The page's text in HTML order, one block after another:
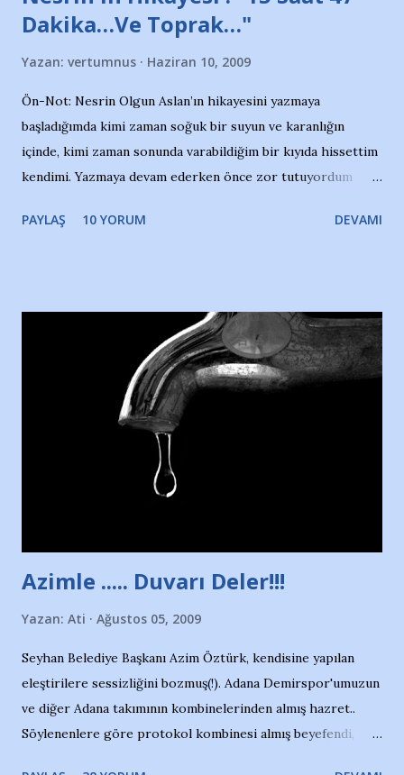
Dakika…Ve Toprak…"
Yazan: vertumnus Haziran 10, 2009
Ön-Not: Nesrin Olgun Aslan’ın hikayesini yazmaya
başladığımda kimi zaman soğuk bir suyun ve karanlığın
içinde, kimi zaman sonunda varabildiğim bir kıyıda hissettim
kendimi. Yazmaya devam ederken önce zor tutuyordum
Yazımı, ağlayarak bitirebildim ancak…Kendisinin web
Nesrin’in Hikayesi’ne başlıyorum… 1964 Adana Yüzme
havuzunun kenarında 7 yaşında kara kuru bir kız çocuğu
duruyor. Havuzun içinde Adana Demirspor Kulübü
yüzücüleri. Erkekler çoğunlukta. Küçük kız etrafına bakıyor.
Sadece 4 kız çocuğu var. Nesrin, Adana Demirspor’un 4
kızından biri oluyor o gün…Giriyor havuza. 1973 – 1975
Adana Nesrin, 16 yaşında. Yüzüyor. 7 yaşında girdiği
Türkiye 3.lüğü var. 17 yaşında mar...
PAYLAŞ 10 YORUM DEVAMI
Azimle ..... Duvarı Deler!!!
Yazan: Ati Ağustos 05, 2009
Seyhan Belediye Başkanı Azim Öztürk, kendisine yapılan
eleştirilere sessizliğini bozmuş(!). Adana Demirspor'umuzun
ve diğer Adana takımının kombinelerinden almış hazret..
Söylenenlere göre protokol kombinesi almış beyefendi,